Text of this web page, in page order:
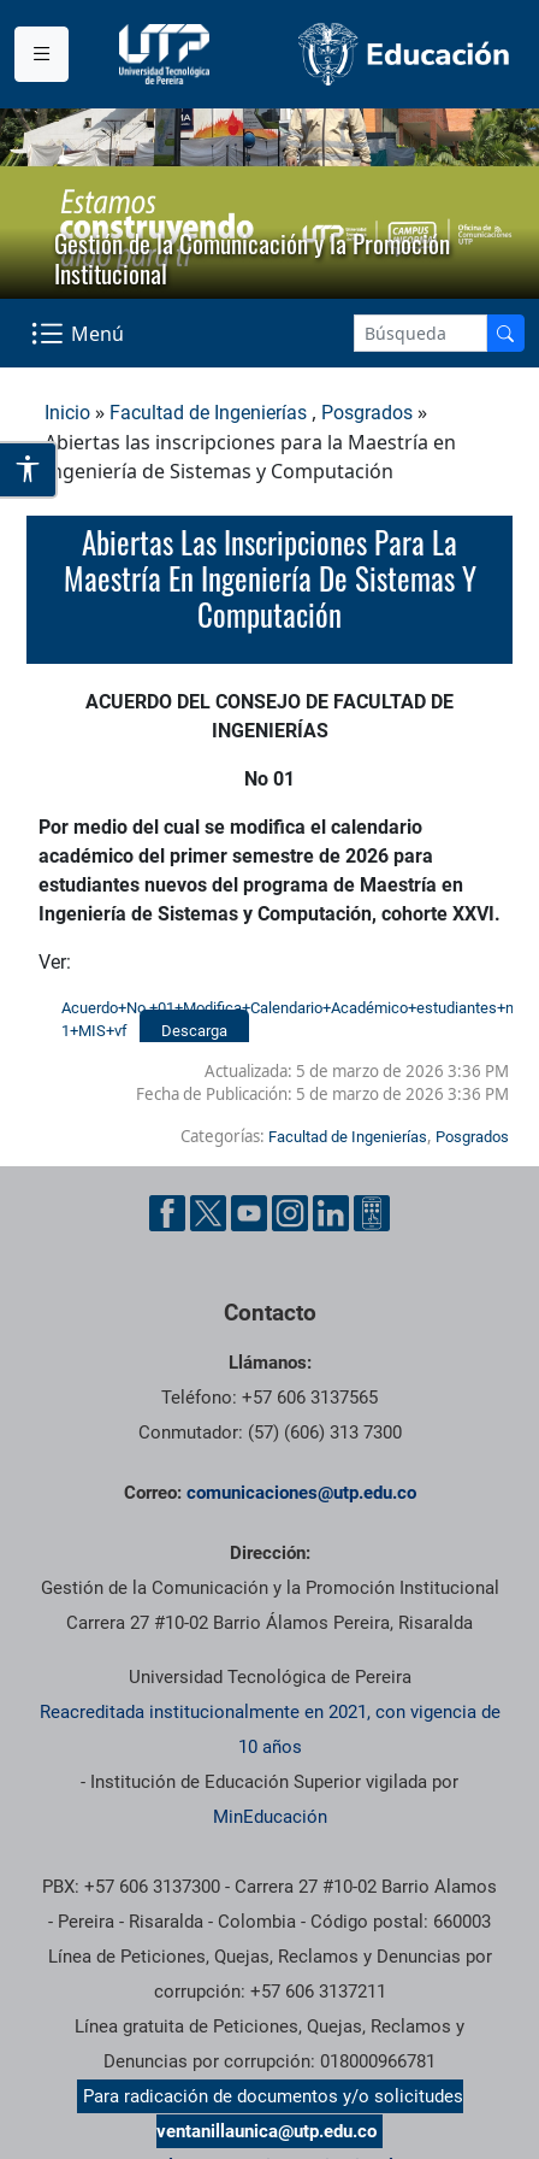
Gestión de la Comunicación y la Promoción
Institucional
Menú
Inicio » Facultad de Ingenierías , Posgrados »
Abiertas las inscripciones para la Maestría en
Ingeniería de Sistemas y Computación
Abiertas Las Inscripciones Para La
Maestría En Ingeniería De Sistemas Y
Computación
ACUERDO DEL CONSEJO DE FACULTAD DE
INGENIERÍAS
No 01
Por medio del cual se modifica el calendario
académico del primer semestre de 2026 para
estudiantes nuevos del programa de Maestría en
Ingeniería de Sistemas y Computación, cohorte XXVI.
Ver:
1+MIS+vf
Descarga
Actualizada: 5 de marzo de 2026 3:36 PM
Fecha de Publicación: 5 de marzo de 2026 3:36 PM
Categorías: Facultad de Ingenierías, Posgrados
Contacto
Llámanos:
Teléfono: +57 606 3137565
Conmutador: (57) (606) 313 7300
Correo: comunicaciones@utp.edu.co
Dirección:
Gestión de la Comunicación y la Promoción Institucional
Carrera 27 #10-02 Barrio Álamos Pereira, Risaralda
Universidad Tecnológica de Pereira
Reacreditada institucionalmente en 2021, con vigencia de
10 años
- Institución de Educación Superior vigilada por
MinEducación
PBX: +57 606 3137300 - Carrera 27 #10-02 Barrio Alamos
- Pereira - Risaralda - Colombia - Código postal: 660003
Línea de Peticiones, Quejas, Reclamos y Denuncias por
corrupción: +57 606 3137211
Línea gratuita de Peticiones, Quejas, Reclamos y
Denuncias por corrupción: 018000966781
Para radicación de documentos y/o solicitudes
ventanillaunica@utp.edu.co